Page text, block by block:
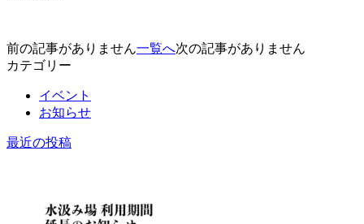
前の記事がありません一覧へ次の記事がありません
カテゴリー
イベント
お知らせ
最近の投稿